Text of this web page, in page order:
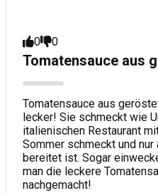
0 0
Tomatensauce aus
Tomatensauce aus
lecker! Sie schmeckt wie
italienischen Restaurant
Sommer schmeckt und
bereitet ist. Sogar
man die leckere
nachgemacht!